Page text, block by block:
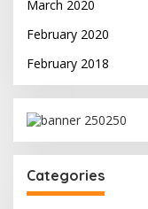
March 2020
February 2020
February 2018
Categories